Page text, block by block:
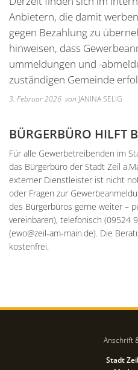
Online Anträge
Stellenangebote
Bekanntmachungen
Anbietern, die damit
gegen Bezahlung zu
hinweisen, dass
ummeldungen und -
zuständigen Gemeinde
3. Februar 2026 von JANINA SELIG
BÜRGERBÜRO HILFT
Für alle Gewerbetreibenden im
das Bürgerbüro der Stadt Zeil
externer Dienstleister ist nicht
oder Fragen zur
des Bürgerbüros gerne weiter –
vereinbaren), telefonisch (09524
(ewo@zeil-am-main.de). Die
kostenfrei.
Anschrift
Stadt